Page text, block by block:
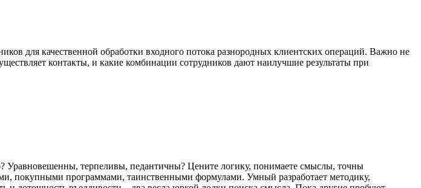
для качественной обработки входного потока разнородных клиентских операций. Важно не
контакты, и какие комбинации сотрудников дают наилучшие результаты при
Уравновешенны, терпеливы, педантичны? Цените логику, понимаете смыслы, точны
покупными программами, таинственными формулами. Умный разработает методику,